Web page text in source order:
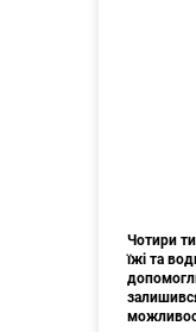
Чотири
їжі та